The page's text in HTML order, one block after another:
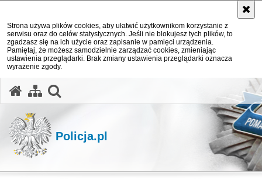
Strona używa plików cookies, aby ułatwić użytkownikom korzystanie z
serwisu oraz do celów statystycznych. Jeśli nie blokujesz tych plików, to
zgadzasz się na ich użycie oraz zapisanie w pamięci urządzenia.
Pamiętaj, że możesz samodzielnie zarządzać cookies, zmieniając
ustawienia przeglądarki. Brak zmiany ustawienia przeglądarki oznacza
wyrażenie zgody.
Policja.pl